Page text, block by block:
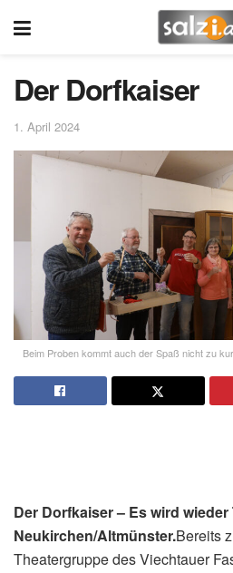
Der Dorfkaiser
1. April 2024
Beim Proben kommt auch der Spaß nicht zu
Der Dorfkaiser – Es wird
Neukirchen/Altmünster.Bereits
Theatergruppe des Viechtauer